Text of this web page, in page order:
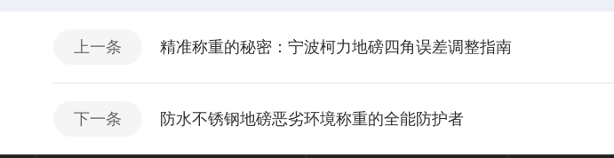
上一条 精准称重的秘密：宁波柯力地磅四角误差调整指南
下一条 防水不锈钢地磅恶劣环境称重的全能防护者